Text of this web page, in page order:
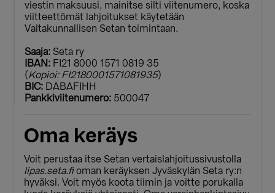
viestin maksuusi, mainitse silti viitenumero, koska
viitteettömät lahjoitukset käytetään
Valtakunnallisen Setan toimintaan.
Saaja: Seta ry
IBAN: FI21 8000 1571 0819 35
(Kopioi: FI2180001571081935)
BIC: DABAFIHH
Pankkiviitenumero: 500047
Oma keräys
Voit perustaa itse Setan vertaislahjoitussivustolla
lipas.seta.fioman keräyksen Jyväskylän Seta ry:n
hyväksi. Voit myös koota tiimin ja voitte porukalla